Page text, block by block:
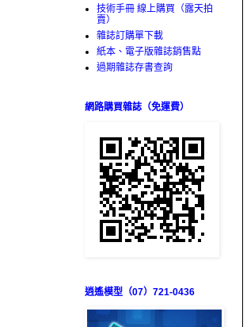
技術手冊 線上購買（露天拍
賣）
雜誌訂購單下載
紙本、電子版雜誌銷售點
過期雜誌存書查詢
網路購買雜誌（免運費）
逍遙模型（07）721-0436